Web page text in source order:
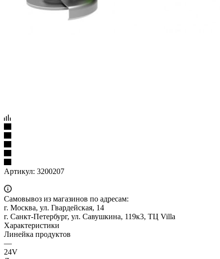
Артикул: 3200207
Самовывоз из магазинов по адресам:
г. Москва, ул. Гвардейская, 14
г. Санкт-Петербург, ул. Савушкина, 119к3, ТЦ Villa
Характеристики
Линейка продуктов
—
24V